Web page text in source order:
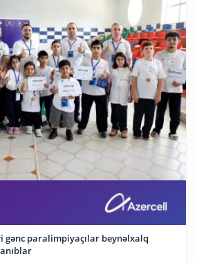
gənc paralimpiyaçılar beynəlxalq